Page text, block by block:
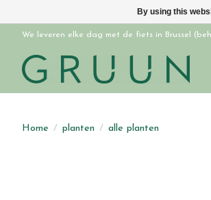
We leveren elke dag met de fiets in Brussel
Home / planten / alle planten
By using this